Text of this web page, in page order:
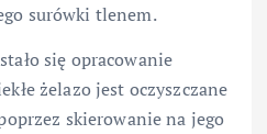
surówki tlenem.
się opracowanie
żelazo jest oczyszczane
skierowanie na jego